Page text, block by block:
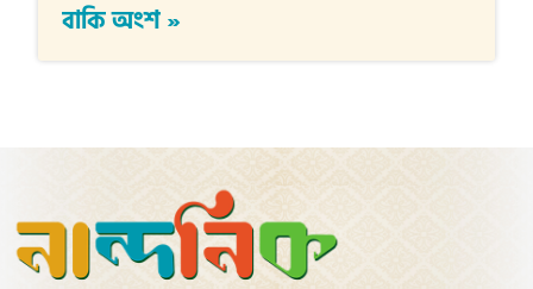
বাকি অংশ »